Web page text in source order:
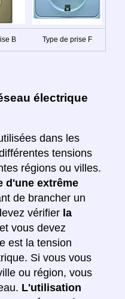
B Type de prise F
électrique
dans les
tensions
régions ou villes.
d'une extrême
de brancher un
vérifier la
vous devez
est la tension
Si vous vous
ou région, vous
L'utilisation